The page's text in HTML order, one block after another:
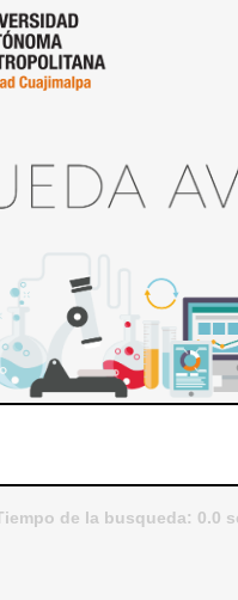
de la busqueda: 0.0